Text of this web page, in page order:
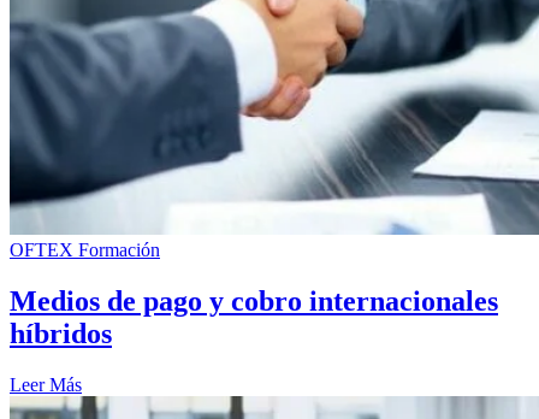
OFTEX Formación
Medios de pago y cobro internacionales
híbridos
Leer Más